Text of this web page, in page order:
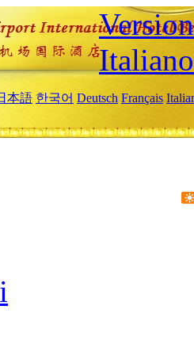
Italiano
本語 한국어 Deutsch Français